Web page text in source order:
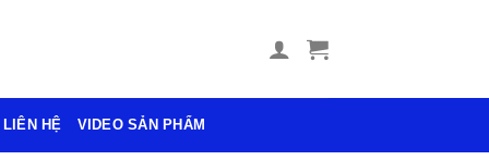
LIÊN HỆ VIDEO SẢN PHẨM